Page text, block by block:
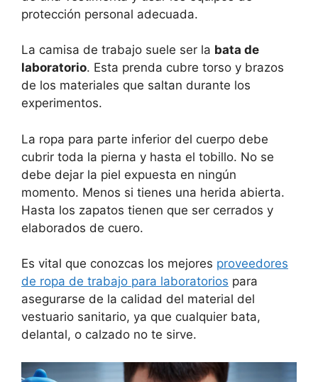
protección personal adecuada.
La camisa de trabajo suele ser la bata de
laboratorio. Esta prenda cubre torso y brazos
de los materiales que saltan durante los
experimentos.
La ropa para parte inferior del cuerpo debe
cubrir toda la pierna y hasta el tobillo. No se
debe dejar la piel expuesta en ningún
momento. Menos si tienes una herida abierta.
Hasta los zapatos tienen que ser cerrados y
elaborados de cuero.
Es vital que conozcas los mejores proveedores
de ropa de trabajo para laboratorios para
asegurarse de la calidad del material del
vestuario sanitario, ya que cualquier bata,
delantal, o calzado no te sirve.